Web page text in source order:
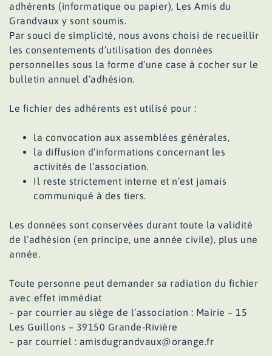
adhérents (informatique ou papier), Les Amis du
Grandvaux y sont soumis.
Par souci de simplicité, nous avons choisi de recueillir
les consentements d’utilisation des données
personnelles sous la forme d’une case à cocher sur le
bulletin annuel d’adhésion.
Le fichier des adhérents est utilisé pour :
la convocation aux assemblées générales,
la diffusion d’informations concernant les
activités de l’association.
Il reste strictement interne et n’est jamais
communiqué à des tiers.
Les données sont conservées durant toute la validité
de l’adhésion (en principe, une année civile), plus une
année.
Toute personne peut demander sa radiation du fichier
avec effet immédiat
– par courrier au siège de l’association : Mairie – 15
Les Guillons – 39150 Grande-Rivière
– par courriel : amisdugrandvaux@orange.fr